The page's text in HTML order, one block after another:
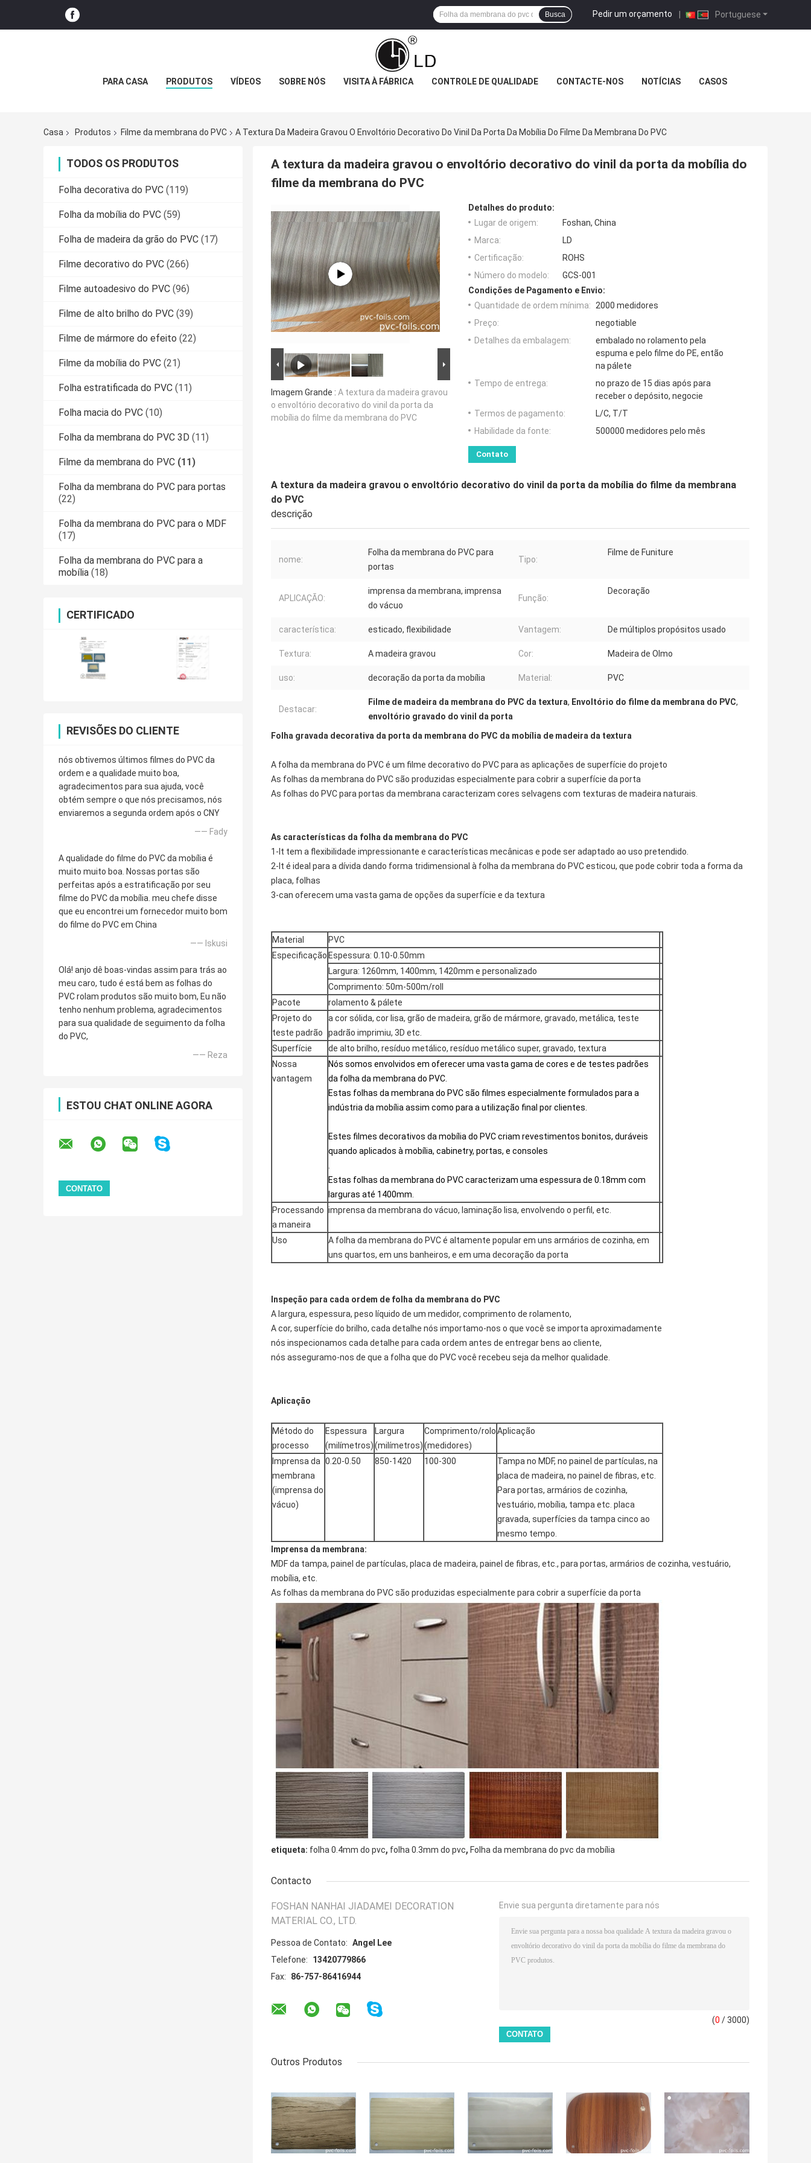
Portuguese
Pedir um orçamento |
Busca
PARA CASA PRODUTOS VÍDEOS SOBRE NÓS VISITA À FÁBRICA CONTROLE DE QUALIDADE CONTACTE-NOS NOTÍCIAS CASOS
Casa Produtos Filme da membrana do PVC A Textura Da Madeira Gravou O Envoltório Decorativo Do Vinil Da Porta Da Mobília Do Filme Da Membrana Do PVC
TODOS OS PRODUTOS
Folha decorativa do PVC (119)
Folha da mobília do PVC (59)
Folha de madeira da grão do PVC (17)
Filme decorativo do PVC (266)
Filme autoadesivo do PVC (96)
Filme de alto brilho do PVC (39)
Filme de mármore do efeito (22)
Filme da mobília do PVC (21)
Folha estratificada do PVC (11)
Folha macia do PVC (10)
Folha da membrana do PVC 3D (11)
Filme da membrana do PVC (11)
Folha da membrana do PVC para portas
(22)
Folha da membrana do PVC para o MDF
(17)
Folha da membrana do PVC para a
mobília (18)
CERTIFICADO
REVISÕES DO CLIENTE
nós obtivemos últimos filmes do PVC da
ordem e a qualidade muito boa,
agradecimentos para sua ajuda, você
obtém sempre o que nós precisamos, nós
enviaremos a segunda ordem após o CNY
—— Fady
A qualidade do filme do PVC da mobília é
muito muito boa. Nossas portas são
perfeitas após a estratificação por seu
filme do PVC da mobília. meu chefe disse
que eu encontrei um fornecedor muito bom
do filme do PVC em China
—— Iskusi
Olá! anjo dê boas-vindas assim para trás ao
meu caro, tudo é está bem as folhas do
PVC rolam produtos são muito bom, Eu não
tenho nenhum problema, agradecimentos
para sua qualidade de seguimento da folha
do PVC,
—— Reza
ESTOU CHAT ONLINE AGORA
A textura da madeira gravou o envoltório decorativo do vinil da porta da mobília do
filme da membrana do PVC
Imagem Grande : A textura da madeira gravou
o envoltório decorativo do vinil da porta da
mobília do filme da membrana do PVC
Detalhes do produto:
Lugar de origem:
Foshan, China
Marca:
LD
Certificação:
ROHS
Número do modelo:
GCS-001
Condições de Pagamento e Envio:
Quantidade de ordem mínima: 2000 medidores
Preço:
negotiable
Detalhes da embalagem:
embalado no rolamento pela
espuma e pelo filme do PE, então
na pálete
Tempo de entrega:
no prazo de 15 dias após para
receber o depósito, negocie
Termos de pagamento:
L/C, T/T
Habilidade da fonte:
500000 medidores pelo mês
Contato
A textura da madeira gravou o envoltório decorativo do vinil da porta da mobília do filme da membrana
do PVC
descrição
nome:
Folha da membrana do PVC para
portas
Tipo:
Filme de Funiture
APLICAÇÃO:
imprensa da membrana, imprensa
do vácuo
Função:
Decoração
característica: esticado, flexibilidade Vantagem: De múltiplos propósitos usado
Textura: A madeira gravou Cor: Madeira de Olmo
uso: decoração da porta da mobília Material: PVC
Destacar:
Filme de madeira da membrana do PVC da textura, Envoltório do filme da membrana do PVC,
envoltório gravado do vinil da porta
Folha gravada decorativa da porta da membrana do PVC da mobília de madeira da textura
A folha da membrana do PVC é um filme decorativo do PVC para as aplicações de superfície do projeto
As folhas da membrana do PVC são produzidas especialmente para cobrir a superfície da porta
As folhas do PVC para portas da membrana caracterizam cores selvagens com texturas de madeira naturais.
As características da folha da membrana do PVC
1-It tem a flexibilidade impressionante e características mecânicas e pode ser adaptado ao uso pretendido.
2-It é ideal para a dívida dando forma tridimensional à folha da membrana do PVC esticou, que pode cobrir toda a forma da
placa, folhas
3-can oferecem uma vasta gama de opções da superfície e da textura
Material
PVC
Especificação Espessura: 0.10-0.50mm
Largura: 1260mm, 1400mm, 1420mm e personalizado
Comprimento: 50m-500m/roll
Pacote
rolamento & pálete
Projeto do
teste padrão
a cor sólida, cor lisa, grão de madeira, grão de mármore, gravado, metálica, teste
padrão imprimiu, 3D etc.
Superfície
de alto brilho, resíduo metálico, resíduo metálico super, gravado, textura
Nossa
vantagem
Nós somos envolvidos em oferecer uma vasta gama de cores e de testes padrões
da folha da membrana do PVC.
Estas folhas da membrana do PVC são filmes especialmente formulados para a
indústria da mobília assim como para a utilização final por clientes.
Estes filmes decorativos da mobília do PVC criam revestimentos bonitos, duráveis
quando aplicados à mobília, cabinetry, portas, e consoles
.
Estas folhas da membrana do PVC caracterizam uma espessura de 0.18mm com
larguras até 1400mm.
Processando
a maneira
imprensa da membrana do vácuo, laminação lisa, envolvendo o perfil, etc.
Uso
A folha da membrana do PVC é altamente popular em uns armários de cozinha, em
uns quartos, em uns banheiros, e em uma decoração da porta
Inspeção para cada ordem de folha da membrana do PVC
A largura, espessura, peso líquido de um medidor, comprimento de rolamento,
A cor, superfície do brilho, cada detalhe nós importamo-nos o que você se importa aproximadamente
nós inspecionamos cada detalhe para cada ordem antes de entregar bens ao cliente,
nós asseguramo-nos de que a folha que do PVC você recebeu seja da melhor qualidade.
Aplicação
Método do
processo
Espessura
(milímetros)
Largura
(milímetros)
Comprimento/rolo
(medidores)
Aplicação
Imprensa da
membrana
(imprensa do
vácuo)
0.20-0.50 850-1420 100-300
Tampa no MDF, no painel de partículas, na
placa de madeira, no painel de fibras, etc.
Para portas, armários de cozinha,
vestuário, mobília, tampa etc. placa
gravada, superfícies da tampa cinco ao
mesmo tempo.
Imprensa da membrana:
MDF da tampa, painel de partículas, placa de madeira, painel de fibras, etc., para portas, armários de cozinha, vestuário,
mobília, etc.
As folhas da membrana do PVC são produzidas especialmente para cobrir a superfície da porta
etiqueta: folha 0.4mm do pvc, folha 0.3mm do pvc, Folha da membrana do pvc da mobília
Contacto
FOSHAN NANHAI JIADAMEI DECORATION
MATERIAL CO., LTD.
Pessoa de Contato: Angel Lee
Telefone:
13420779866
Fax:
86-757-86416944
Envie sua pergunta diretamente para nós
(0 / 3000)
Outros Produtos